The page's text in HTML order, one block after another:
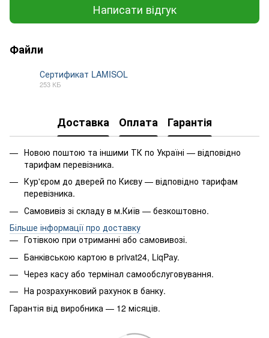
Написати відгук
Файли
Сертификат LAMISOL
253 КБ
Доставка Оплата Гарантія
Новою поштою та іншими ТК по Україні — відповідно
тарифам перевізника.
Кур'єром до дверей по Києву — відповідно тарифам
перевізника.
Самовивіз зі складу в м.Київ — безкоштовно.
Більше інформації про доставку
Готівкою при отриманні або самовивозі.
Банківською картою в privat24, LiqPay.
Через касу або термінал самообслуговування.
На розрахунковий рахунок в банку.
Гарантія від виробника — 12 місяців.